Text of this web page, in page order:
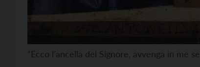
“Ecco l’ancella del Signore, avvenga in me